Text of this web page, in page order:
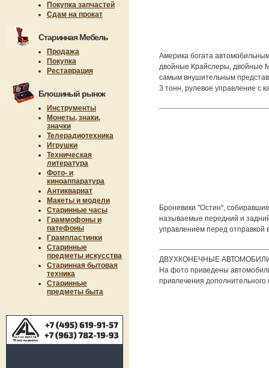
Покупка запчастей
Сдам на прокат
Старинная Мебель
Продажа
Покупка
Реставрация
Блошиный рынок
Инструменты
Монеты, знаки,
значки
Телерадиотехника
Игрушки
Техническая
литература
Фото- и
киноаппаратура
Антиквариат
Макеты и модели
Старинные часы
Граммофоны и
патефоны
Грампластинки
Старинные
предметы искусства
Старинная бытовая
техника
Старинные
предметы быта
Америка богата
двойные Крайслеры, двойные
самым внушительным
3 тонн, рулевое управление с
Броневики "Остин",
называемые передний и
управлением перед отправкой
ДВУХКОНЕЧНЫЕ
На фото приведены
привлечения дополнительного